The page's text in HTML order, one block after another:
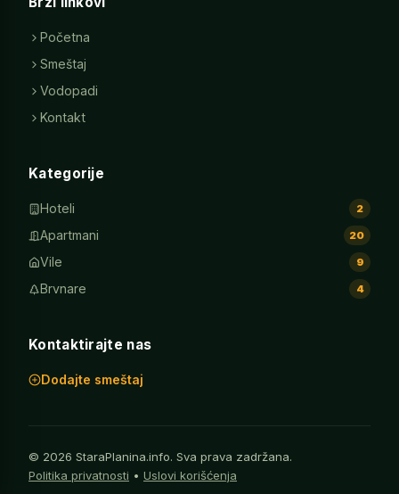
Početna
Smeštaj
Vodopadi
Kontakt
Kategorije
Hoteli 2
Apartmani 20
Vile 9
Brvnare 4
Kontaktirajte nas
Dodajte smeštaj
© 2026 StaraPlanina.info. Sva prava zadržana.
Politika privatnosti • Uslovi korišćenja